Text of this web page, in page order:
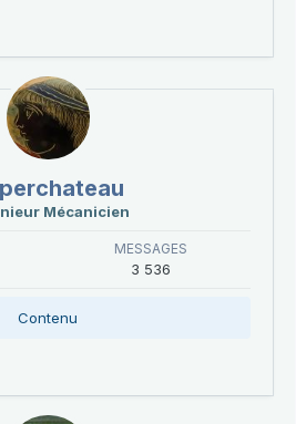
Mécanicien
MESSAGES
3 536
Contenu